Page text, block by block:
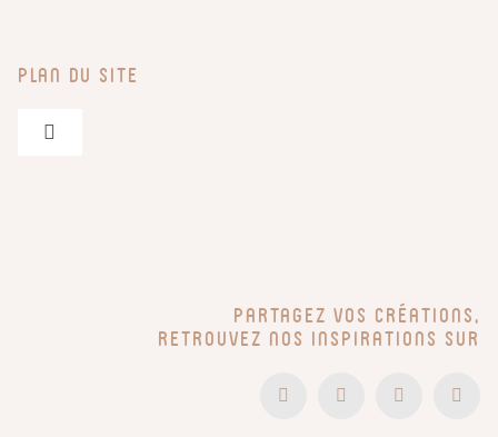
Plan du site
Navigation
Partagez vos créations,
retrouvez nos inspirations sur